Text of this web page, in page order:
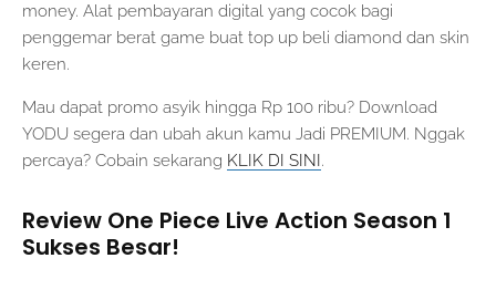
money. Alat pembayaran digital yang cocok bagi
penggemar berat game buat top up beli diamond dan skin
keren.
Mau dapat promo asyik hingga Rp 100 ribu? Download
YODU segera dan ubah akun kamu Jadi PREMIUM. Nggak
percaya? Cobain sekarang KLIK DI SINI.
Review One Piece Live Action Season 1
Sukses Besar!